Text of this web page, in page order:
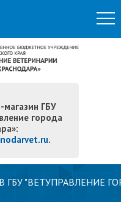
магазин ГБУ
города
.
В ГБУ "ВЕТУПРАВЛЕНИЕ